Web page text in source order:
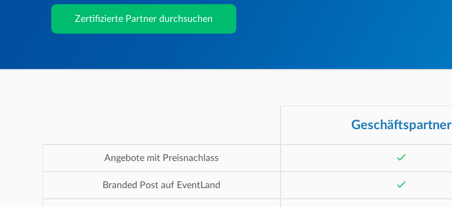
Zertifizierte Partner durchsuchen
Geschäftspartner
Angebote mit Preisnachlass
Branded Post auf EventLand